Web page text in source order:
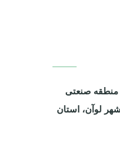
منطقه صنعتی
لوآن، استان